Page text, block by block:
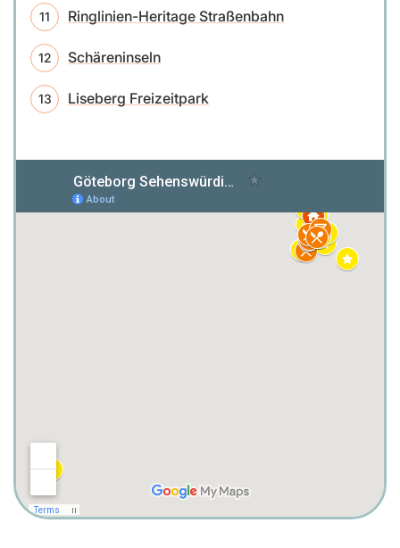
Ringlinien-Heritage Straßenbahn
Schäreninseln
Liseberg Freizeitpark